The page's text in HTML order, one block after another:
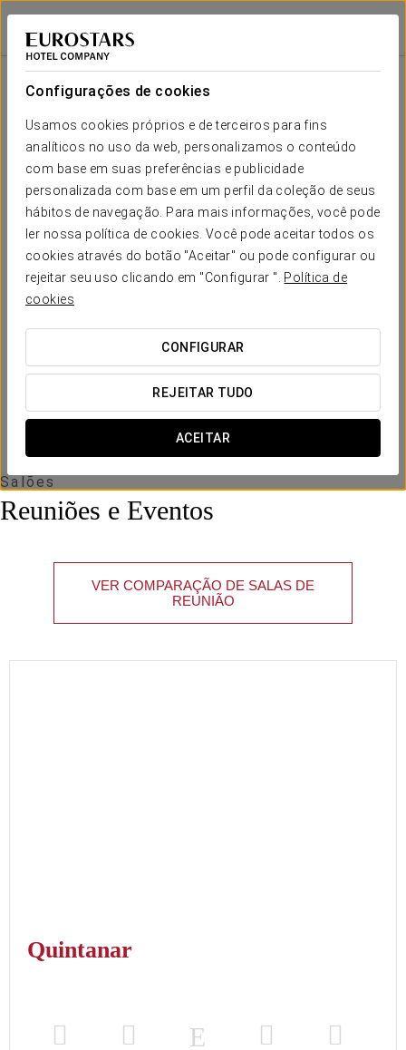
Configurações de cookies
Usamos cookies próprios e de terceiros para fins
analíticos no uso da web, personalizamos o conteúdo
com base em suas preferências e publicidade
personalizada com base em um perfil da coleção de seus
hábitos de navegação. Para mais informações, você pode
ler nossa política de cookies. Você pode aceitar todos os
cookies através do botão "Aceitar" ou pode configurar ou
rejeitar seu uso clicando em "Configurar ". Política de
cookies
CONFIGURAR
REJEITAR TUDO
ACEITAR
Exe Hotel El Magistral
OVIEDO
Seu evento em
SOLICITAR ORÇAMENTO
Salões
Reuniões e Eventos
VER COMPARAÇÃO DE SALAS DE
REUNIÃO
Sala
U
Quintanar
0 m
altura
- - - - -
Quintanar